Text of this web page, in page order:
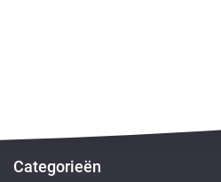
Categorieën